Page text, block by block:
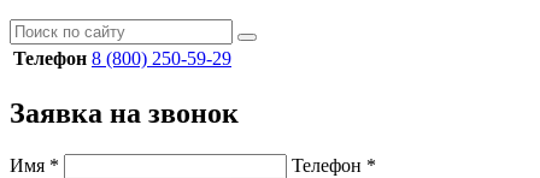
Телефон 8 (800) 250-59-29
Заявка на звонок
Имя * Телефон *